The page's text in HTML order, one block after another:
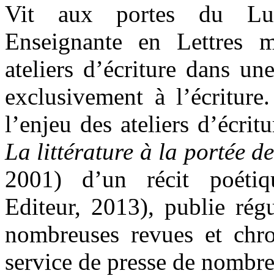
Vit aux portes du
Enseignante en Lettres
ateliers d’écriture dans
exclusivement à
l’enjeu des ateliers
La littérature à la portée
2001) d’un récit
Editeur, 2013), publie
nombreuses revues et
service de presse de